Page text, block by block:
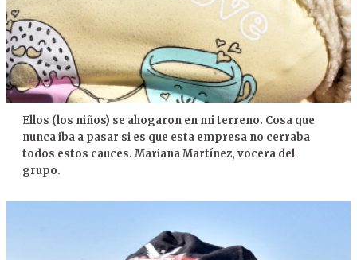
Ellos (los niños) se ahogaron en mi terreno. Cosa que
nunca iba a pasar si es que esta empresa no cerraba
todos estos cauces. Mariana Martínez, vocera del
grupo.